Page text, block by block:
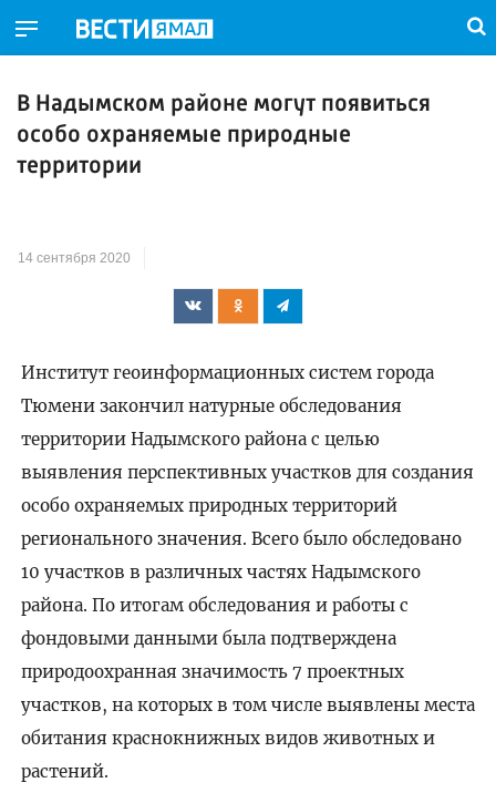
В Надымском районе могут появиться
особо охраняемые природные
территории
14 сентября 2020
Институт геоинформационных систем города
Тюмени закончил натурные обследования
территории Надымского района с целью
выявления перспективных участков для создания
особо охраняемых природных территорий
регионального значения. Всего было обследовано
10 участков в различных частях Надымского
района. По итогам обследования и работы с
фондовыми данными была подтверждена
природоохранная значимость 7 проектных
участков, на которых в том числе выявлены места
обитания краснокнижных видов животных и
растений.